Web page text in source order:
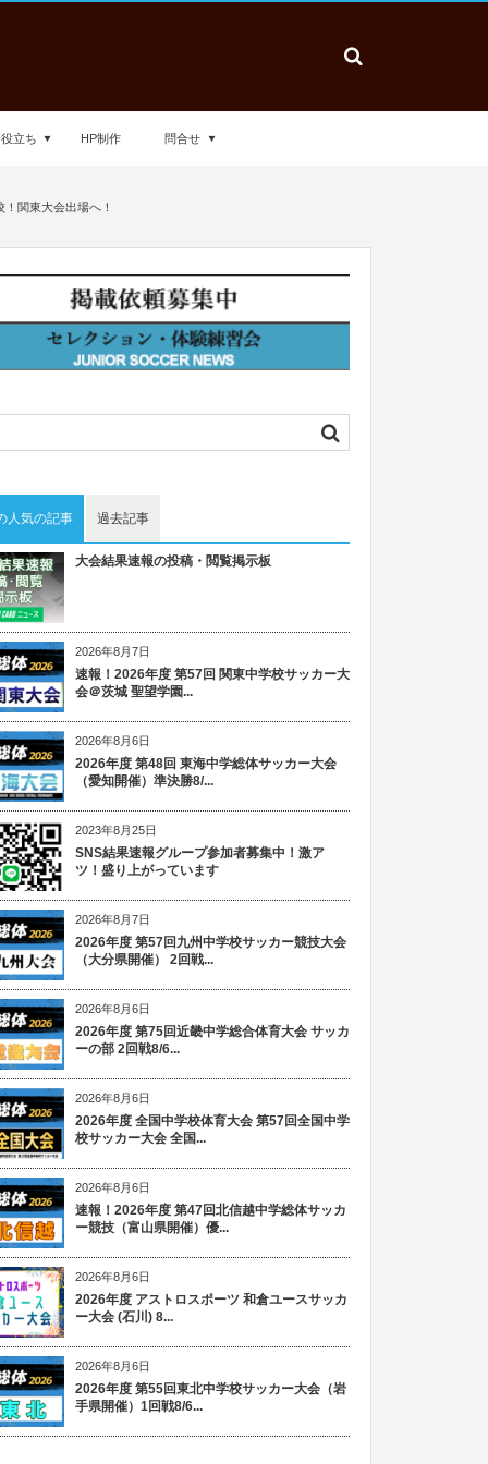
立ち HP制作 問合せ
関東大会出場へ！
人気の記事 過去記事
大会結果速報の投稿・閲覧掲示板
2026年8月7日
速報！2026年度 第57回 関東中学校サッカー大
会＠茨城 聖望学園...
2026年8月6日
2026年度 第48回 東海中学総体サッカー大会
（愛知開催）準決勝8/...
2023年8月25日
SNS結果速報グループ参加者募集中！激ア
ツ！盛り上がっています
2026年8月7日
2026年度 第57回九州中学校サッカー競技大会
（大分県開催） 2回戦...
2026年8月6日
2026年度 第75回近畿中学総合体育大会 サッカ
ーの部 2回戦8/6...
2026年8月6日
2026年度 全国中学校体育大会 第57回全国中学
校サッカー大会 全国...
2026年8月6日
速報！2026年度 第47回北信越中学総体サッカ
ー競技（富山県開催）優...
2026年8月6日
2026年度 アストロスポーツ 和倉ユースサッカ
ー大会 (石川) 8...
2026年8月6日
2026年度 第55回東北中学校サッカー大会（岩
手県開催）1回戦8/6...